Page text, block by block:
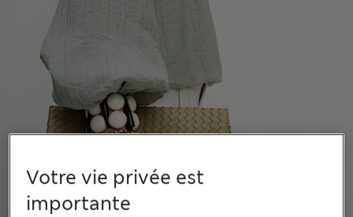
Votre vie privée est
importante